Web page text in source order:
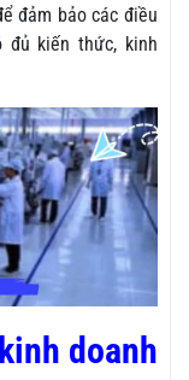
đảm bảo các điều
đủ kiến thức, kinh
doanh